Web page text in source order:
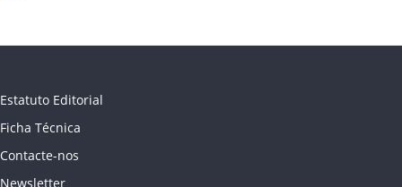
Estatuto Editorial
Ficha Técnica
Contacte-nos
Newsletter